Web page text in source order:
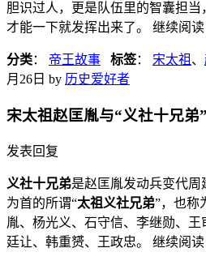
胆识过人，更是队伍里的智囊担
才能一下就发挥出来了。 继续阅读
分类： 帝王故事 标签： 宋太祖 、
月26日 by 历史爱好者
宋太祖赵匡胤与“义社十兄弟
发表回复
义社十兄弟是赵匡胤发动兵变代
为首的所谓“太祖义社兄弟”，也称
胤、杨光义、石守信、李继勋、王
廷让、韩重赟、王政忠。 继续阅读